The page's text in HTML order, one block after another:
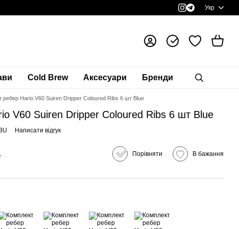
Укр
Cold Brew Аксесуари Бренди
ребер Hario V60 Suiren Dripper Coloured Ribs 6 шт Blue
V60 Suiren Dripper Coloured Ribs 6 шт Blue
Написати відгук
Порівняти В бажання